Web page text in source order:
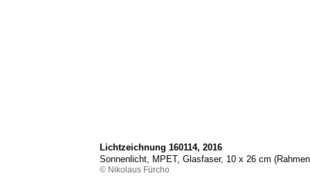
Lichtzeichnung 160114, 2016
Sonnenlicht, MPET, Glasfaser, 10 x 26 cm
© Nikolaus Fürcho